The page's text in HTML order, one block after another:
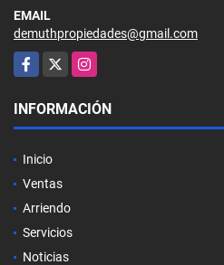
EMAIL
demuthpropiedades@gmail.com
Facebook
X Instagram
INFORMACIÓN
Inicio
Ventas
Arriendo
Servicios
Noticias